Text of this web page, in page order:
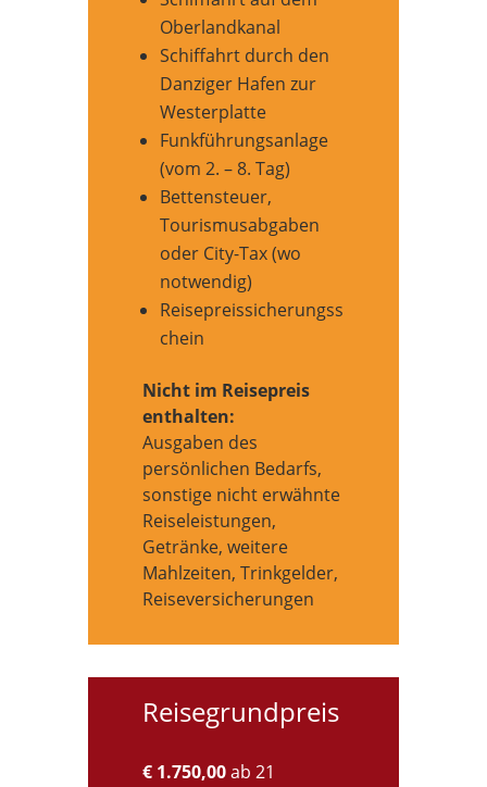
Oberlandkanal
Schiffahrt durch den
Danziger Hafen zur
Westerplatte
Funkführungsanlage
(vom 2. – 8. Tag)
Bettensteuer,
Tourismusabgaben
oder City-Tax (wo
notwendig)
Reisepreissicherungss
chein
Nicht im Reisepreis
enthalten:
Ausgaben des
persönlichen Bedarfs,
sonstige nicht erwähnte
Reiseleistungen,
Getränke, weitere
Mahlzeiten, Trinkgelder,
Reiseversicherungen
Reisegrundpreis
€ 1.750,00ab 21